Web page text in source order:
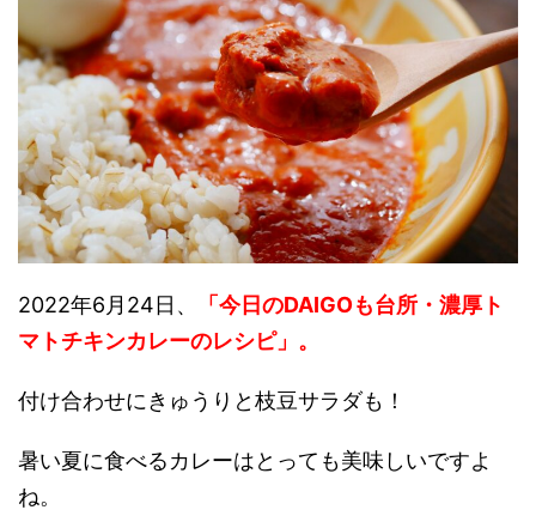
2022年6月24日、
「今日のDAIGOも台所・濃厚ト
マトチキンカレーのレシピ」 。
付け合わせにきゅうりと枝豆サラダも！
暑い夏に食べるカレーはとっても美味しいですよ
ね。